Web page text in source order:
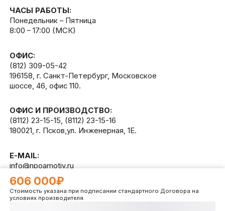
606 000₽
Стоимость указана при подписании стандартного Договора на
условиях производителя.
ЧАСЫ РАБОТЫ:
Понедельник – Пятница
8:00 – 17:00 (МСК)
ОФИС:
(812) 309-05-42
196158, г. Санкт-Петербург, Московское
шоссе, 46, офис 110.
ОФИС И ПРОИЗВОДСТВО:
(8112) 23-15-15, (8112) 23-15-16
180021, г. Псков,ул. Инженерная, 1Е.
E-MAIL:
info@npoamotiv.ru
Разработано вWEBCETERA